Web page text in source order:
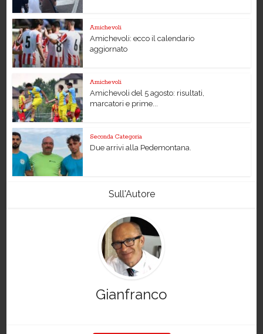
Amichevoli
Amichevoli: ecco il calendario
aggiornato
Amichevoli
Amichevoli del 5 agosto: risultati,
marcatori e prime...
Seconda Categoria
Due arrivi alla Pedemontana.
Sull'Autore
Gianfranco